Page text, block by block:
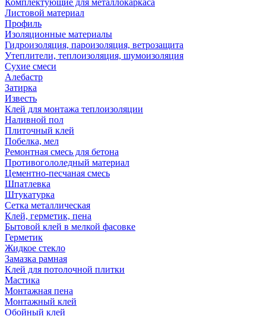
Комплектующие для металлокаркаса
Листовой материал
Профиль
Изоляционные материалы
Гидроизоляция, пароизоляция, ветрозащита
Утеплители, теплоизоляция, шумоизоляция
Сухие смеси
Алебастр
Затирка
Известь
Клей для монтажа теплоизоляции
Наливной пол
Плиточный клей
Побелка, мел
Ремонтная смесь для бетона
Противогололедный материал
Цементно-песчаная смесь
Шпатлевка
Штукатурка
Сетка металлическая
Клей, герметик, пена
Бытовой клей в мелкой фасовке
Герметик
Жидкое стекло
Замазка рамная
Клей для потолочной плитки
Мастика
Монтажная пена
Монтажный клей
Обойный клей